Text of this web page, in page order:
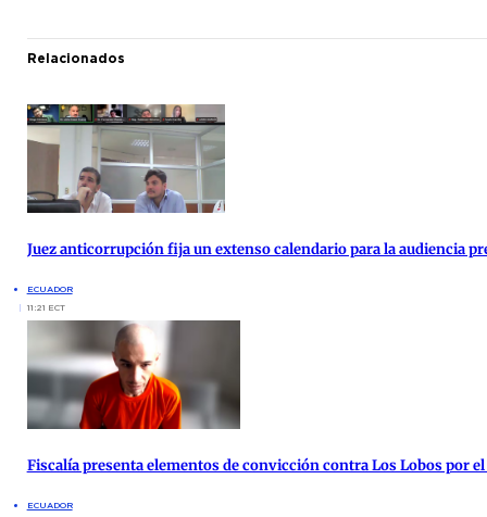
Relacionados
Juez anticorrupción fija un extenso calendario para la audiencia
ECUADOR
11:21 ECT
Fiscalía presenta elementos de convicción contra Los Lobos por
ECUADOR